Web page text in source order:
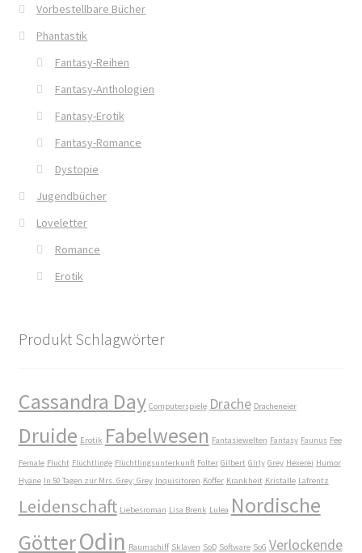
Drachen Diebe und Dämonen
Echtheit von Bewertungen
Edition Wilde Wölfe
Ein Mr. Grey mit Pelz – Emma & Nikita
Erotik (FSK18)
Flucht in ein sicheres Leben
Forum
Gilbert Faunus – Im Schatten des Zweihorns
Vorbestellbare Bücher
Phantastik
Fantasy-Reihen
Fantasy-Anthologien
Fantasy-Erotik
Fantasy-Romance
Dystopie
Jugendbücher
Loveletter
Romance
Erotik
Produkt Schlagwörter
Cassandra Day Computerspiele Drache Dracheneier
Druide Erotik Fabelwesen Fantasiewelten Fantasy Faunus Fee
Female Flucht Flüchtlinge Flüchtlingsunterkunft Folter Gilbert Girly Grey Hexerei Humor
Hyäne In 50 Tagen zur Mrs. Grey; Grey Inquisitoren Koffer Krankheit Kristalle Lafrentz
Leidenschaft Liebesroman Lisa Brenk Lulea Nordische
GötterOdin Raumschiff Sklaven SoD Software SoG Verlockende